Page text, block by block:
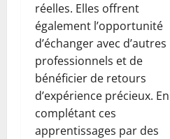
réelles. Elles offrent
également l’opportunité
d’échanger avec d’autres
professionnels et de
bénéficier de retours
d’expérience précieux. En
complétant ces
apprentissages par des